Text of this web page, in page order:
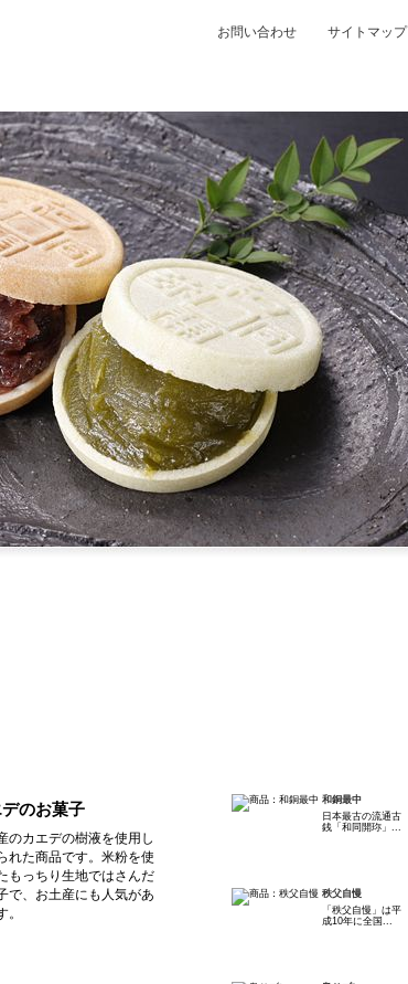
お問い合わせ サイトマップ
デのお菓子
のカエデの樹液を使用し
れた商品です。米粉を使
もっちり生地ではさんだ
で、お土産にも人気があ
。
和銅最中
日本最古の流通古
銭「和同開珎」...
秩父自慢
「秩父自慢」は平
成10年に全国...